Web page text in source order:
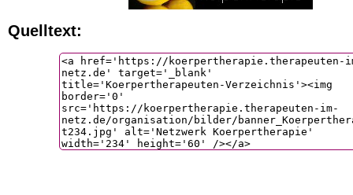
Quelltext: